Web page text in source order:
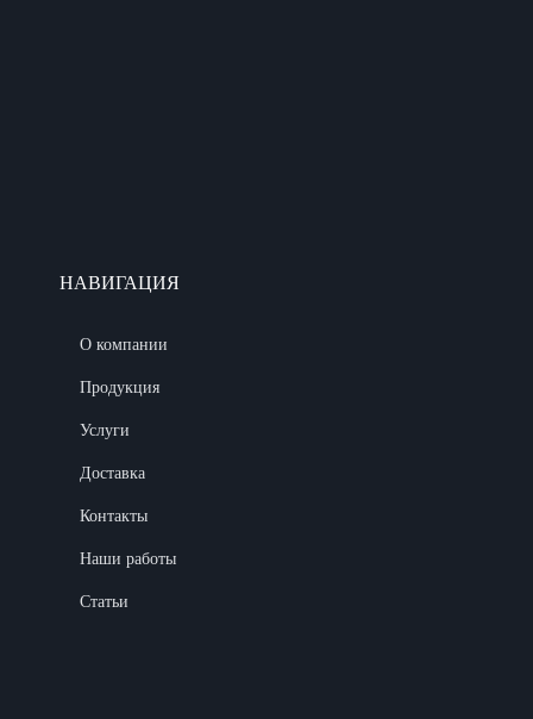
НАВИГАЦИЯ
О компании
Продукция
Услуги
Доставка
Контакты
Наши работы
Статьи